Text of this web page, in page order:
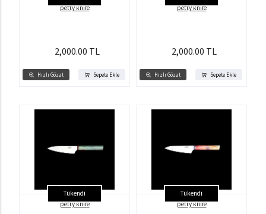
Hızlı Gözat Sepete Ekle
petty knife
2,000.00 TL
Hızlı Gözat Sepete Ekle
petty knife
2,000.00 TL
Tükendi
petty knife
Tükendi
petty knife